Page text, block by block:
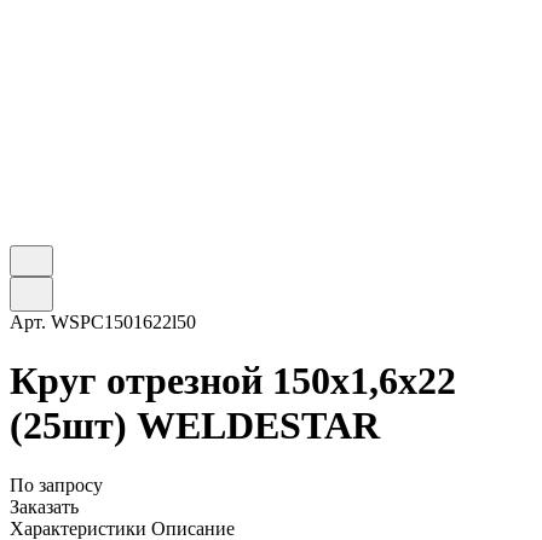
Арт. WSPC1501622l50
Круг отрезной 150х1,6х22
(25шт) WELDESTAR
По запросу
Заказать
Характеристики Описание